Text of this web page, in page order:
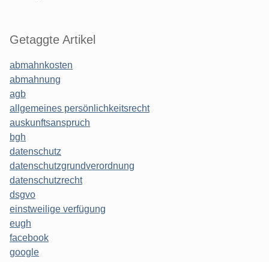
Getaggte Artikel
abmahnkosten
abmahnung
agb
allgemeines persönlichkeitsrecht
auskunftsanspruch
bgh
datenschutz
datenschutzgrundverordnung
datenschutzrecht
dsgvo
einstweilige verfügung
eugh
facebook
google